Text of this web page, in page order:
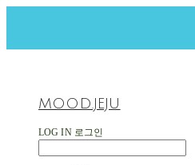
MOOD.JEJU
LOG IN 로그인